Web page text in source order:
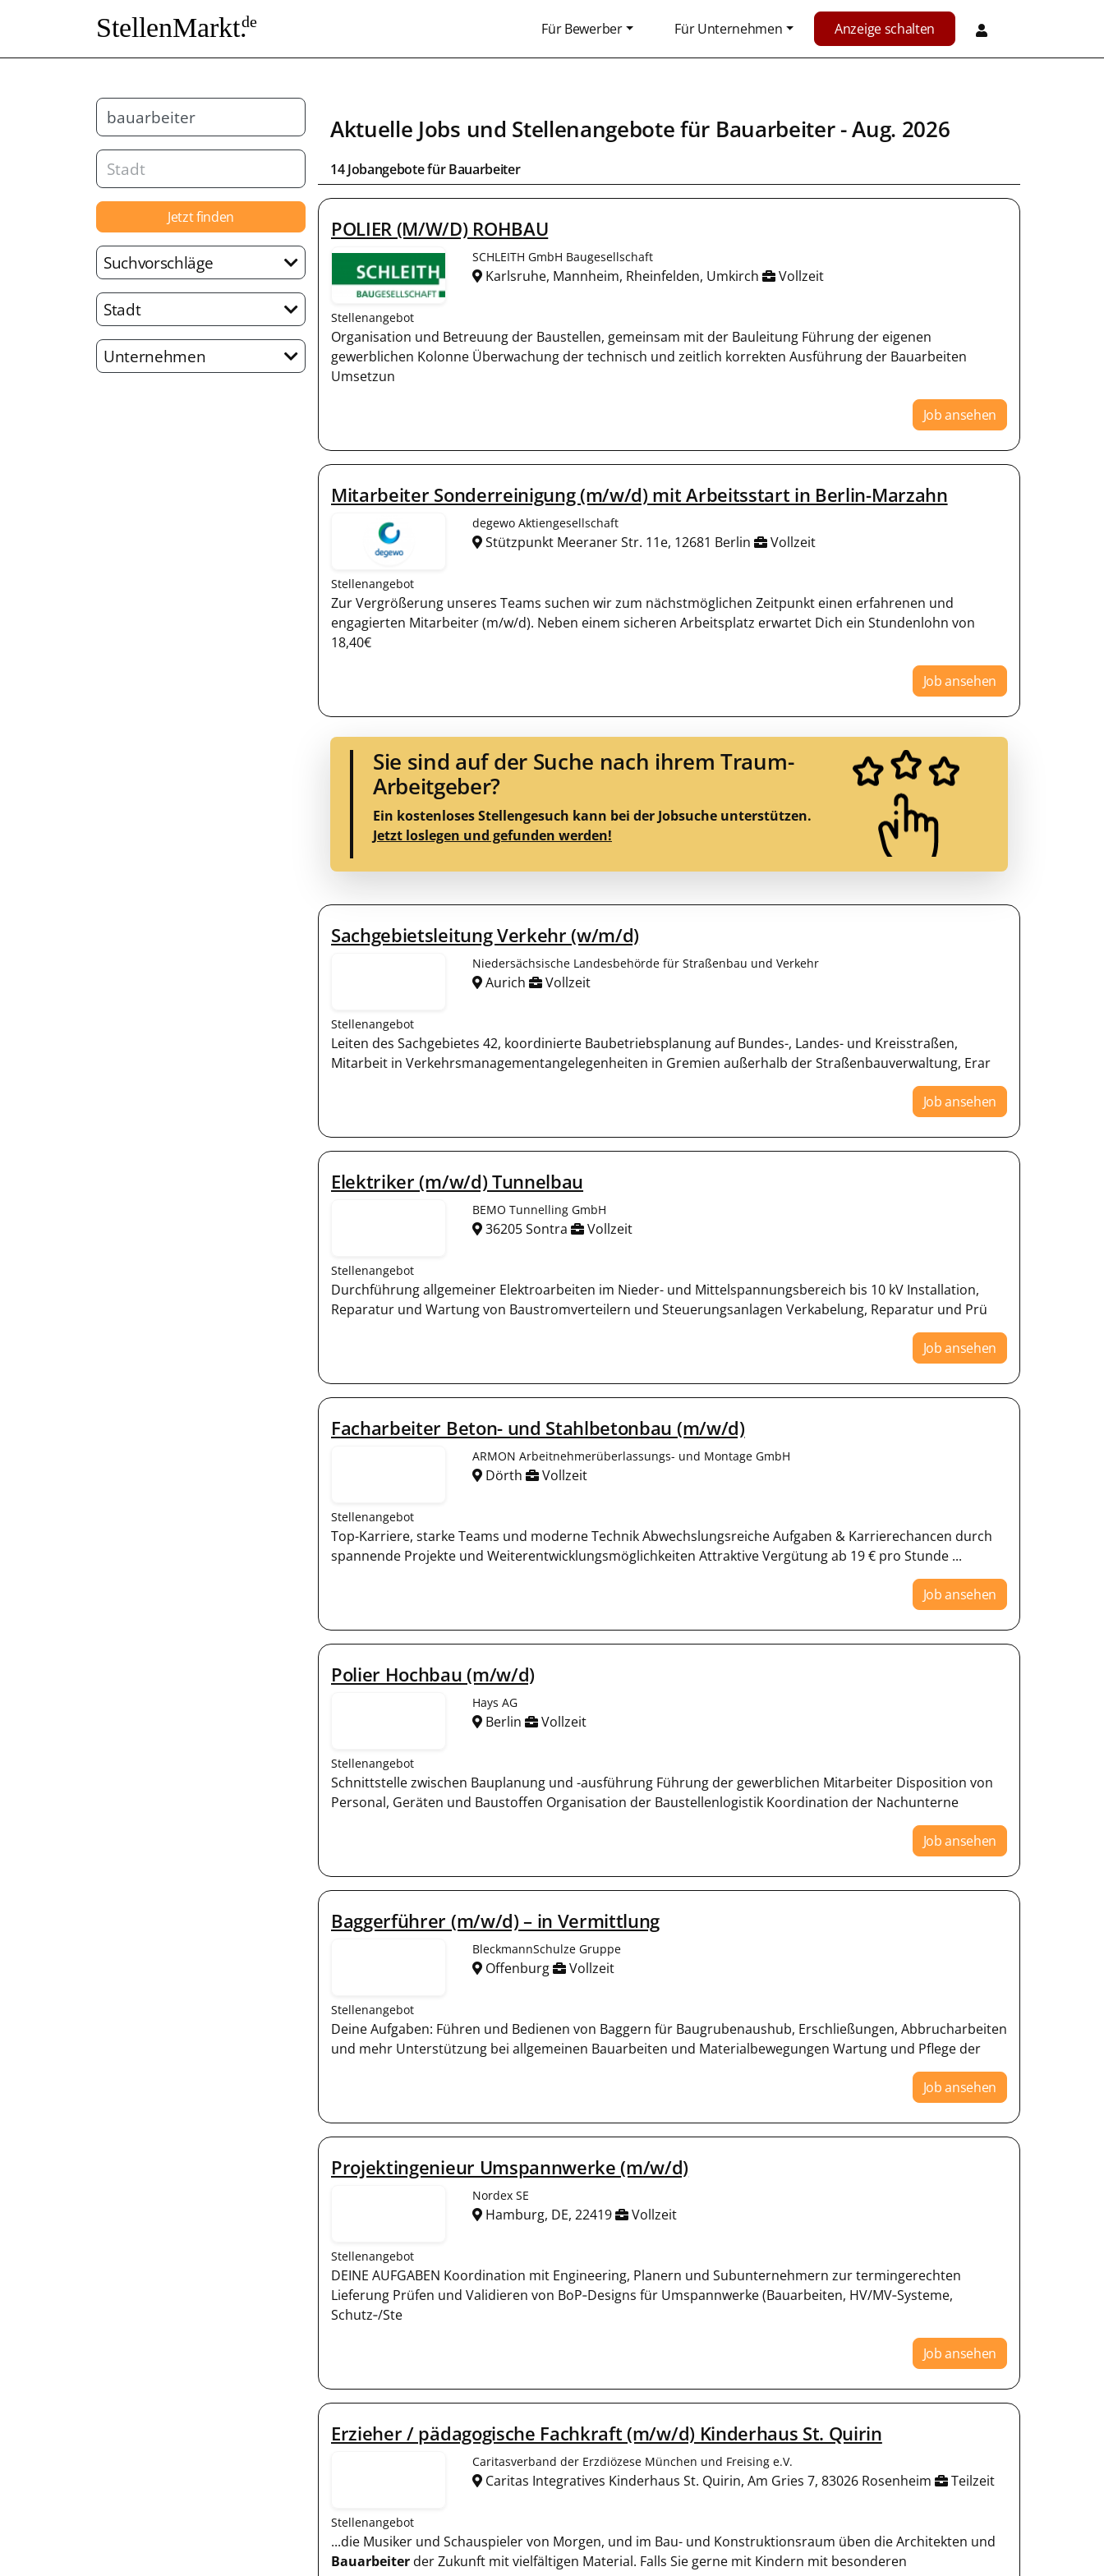
StellenMarkt.de Für Bewerber Für Unternehmen Anzeige schalten
Jetzt finden
Suchvorschläge
Stadt
Unternehmen
Aktuelle Jobs und Stellenangebote für Bauarbeiter- Aug. 2026
14 Jobangebote fürBauarbeiter
POLIER (M/W/D) ROHBAU
SCHLEITH GmbH Baugesellschaft
Karlsruhe, Mannheim, Rheinfelden, Umkirch Vollzeit
Stellenangebot
Organisation und Betreuung der Baustellen, gemeinsam mit der Bauleitung Führung der eigenen
gewerblichen Kolonne Überwachung der technisch und zeitlich korrekten Ausführung der Bauarbeiten
Umsetzun
Job ansehen
Mitarbeiter Sonderreinigung (m/w/d) mit Arbeitsstart in Berlin-Marzahn
degewo Aktiengesellschaft
Stützpunkt Meeraner Str. 11e, 12681 Berlin Vollzeit
Stellenangebot
Zur Vergrößerung unseres Teams suchen wir zum nächstmöglichen Zeitpunkt einen erfahrenen und
engagierten Mitarbeiter (m/w/d). Neben einem sicheren Arbeitsplatz erwartet Dich ein Stundenlohn von
18,40€
Job ansehen
Sie sind auf der Suche nach ihrem Traum-
Arbeitgeber?
Ein kostenloses Stellengesuch kann bei der Jobsuche unterstützen.
Jetzt loslegen und gefunden werden!
Sachgebietsleitung Verkehr (w/m/d)
Niedersächsische Landesbehörde für Straßenbau und Verkehr
Aurich Vollzeit
Stellenangebot
Leiten des Sachgebietes 42, koordinierte Baubetriebsplanung auf Bundes-, Landes- und Kreisstraßen,
Mitarbeit in Verkehrsmanagementangelegenheiten in Gremien außerhalb der Straßenbauverwaltung, Erar
Job ansehen
Elektriker (m/w/d) Tunnelbau
BEMO Tunnelling GmbH
36205 Sontra Vollzeit
Stellenangebot
Durchführung allgemeiner Elektroarbeiten im Nieder- und Mittelspannungsbereich bis 10 kV Installation,
Reparatur und Wartung von Baustromverteilern und Steuerungsanlagen Verkabelung, Reparatur und Prü
Job ansehen
Facharbeiter Beton- und Stahlbetonbau (m/w/d)
ARMON Arbeitnehmerüberlassungs- und Montage GmbH
Dörth Vollzeit
Stellenangebot
Top-Karriere, starke Teams und moderne Technik Abwechslungsreiche Aufgaben & Karrierechancen durch
spannende Projekte und Weiterentwicklungsmöglichkeiten Attraktive Vergütung ab 19 € pro Stunde ...
Job ansehen
Polier Hochbau (m/w/d)
Hays AG
Berlin Vollzeit
Stellenangebot
Schnittstelle zwischen Bauplanung und -ausführung Führung der gewerblichen Mitarbeiter Disposition von
Personal, Geräten und Baustoffen Organisation der Baustellenlogistik Koordination der Nachunterne
Job ansehen
Baggerführer (m/w/d) – in Vermittlung
BleckmannSchulze Gruppe
Offenburg Vollzeit
Stellenangebot
Deine Aufgaben: Führen und Bedienen von Baggern für Baugrubenaushub, Erschließungen, Abbrucharbeiten
und mehr Unterstützung bei allgemeinen Bauarbeiten und Materialbewegungen Wartung und Pflege der
Job ansehen
Projektingenieur Umspannwerke (m/w/d)
Nordex SE
Hamburg, DE, 22419 Vollzeit
Stellenangebot
DEINE AUFGABEN Koordination mit Engineering, Planern und Subunternehmern zur termingerechten
Lieferung Prüfen und Validieren von BoP‑Designs für Umspannwerke (Bauarbeiten, HV/MV‑Systeme,
Schutz‑/Ste
Job ansehen
Erzieher / pädagogische Fachkraft (m/w/d) Kinderhaus St. Quirin
Caritasverband der Erzdiözese München und Freising e.V.
Caritas Integratives Kinderhaus St. Quirin, Am Gries 7, 83026 Rosenheim Teilzeit
Stellenangebot
...die Musiker und Schauspieler von Morgen, und im Bau- und Konstruktionsraum üben die Architekten und
Bauarbeiter der Zukunft mit vielfältigen Material. Falls Sie gerne mit Kindern mit besonderen